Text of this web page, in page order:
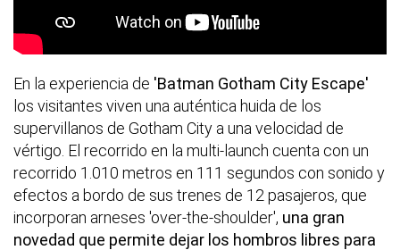
En la experiencia de 'Batman Gotham City Escape'
los visitantes viven una auténtica huida de los
supervillanos de Gotham City a una velocidad de
vértigo. El recorrido en la multi-launch cuenta con un
recorrido 1.010 metros en 111 segundos con sonido y
efectos a bordo de sus trenes de 12 pasajeros, que
incorporan arneses 'over-the-shoulder', una gran
novedad que permite dejar los hombros libres para